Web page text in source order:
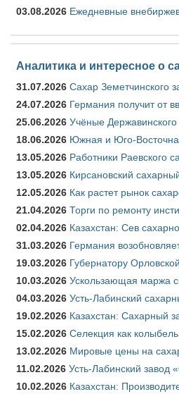
03.08.2026 Ежедневные
Аналитика и интересное о
31.07.2026 Сахар Земетчинского
24.07.2026 Германия получит от
25.06.2026 Учёные
18.06.2026 Южная и Юго-
13.05.2026 Работники Раевского
13.05.2026 Кирсановский
12.05.2026 Как растет рынок
21.04.2026 Торги по ремонту
02.04.2026 Казахстан: Сев
31.03.2026 Германия
19.03.2026 Губернатору
10.03.2026 Ускользающая маржа
04.03.2026 Усть-Лабинский
19.02.2026 Казахстан: Сахарный
15.02.2026 Селекция как
13.02.2026 Мировые цены на
11.02.2026 Усть-Лабинский завод
10.02.2026 Казахстан: